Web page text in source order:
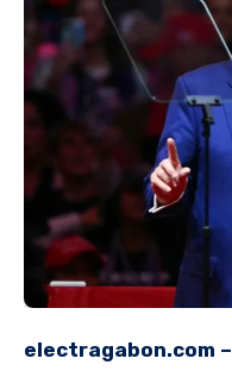
electragabon.com –